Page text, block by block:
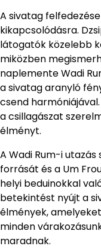
A sivatag
kikapcsolódásra.
látogatók közelebb
miközben
naplemente Wadi
a sivatag aranyló
csend
a csillagászat
élményt.
A Wadi Rum-i
forrását és a Um
helyi beduinokkal
betekintést nyújt a
élmények,
minden
maradnak.